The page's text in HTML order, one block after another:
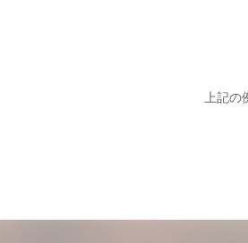
上記